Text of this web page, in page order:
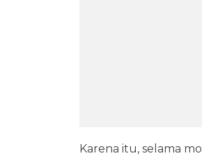
Karena itu, selama